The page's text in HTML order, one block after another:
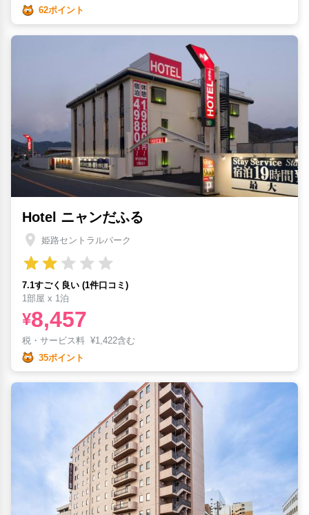
62ポイント
Hotel ニャンだふる
姫路セントラルパーク
7.1すごく良い (1件口コミ)
1部屋 x 1泊
¥8,457
税・サービス料 ¥1,422含む
35ポイント